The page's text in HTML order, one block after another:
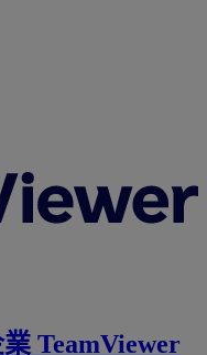
TeamViewer